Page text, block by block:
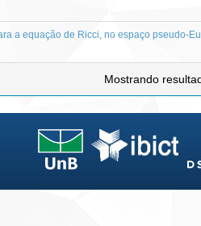
a equação de Ricci, no espaço pseudo-
Mostrando